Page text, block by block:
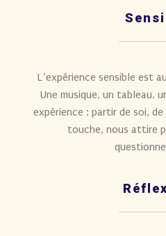
L’expérience sensible est
Une musique, un tableau,
expérience : partir de soi,
touche, nous attire